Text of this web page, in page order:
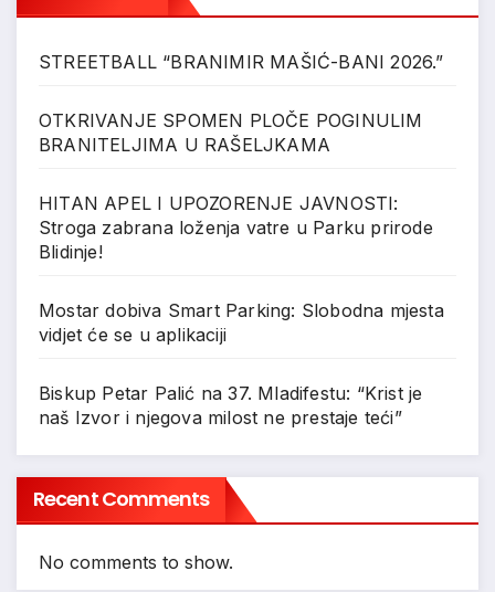
STREETBALL “BRANIMIR MAŠIĆ-BANI 2026.”
OTKRIVANJE SPOMEN PLOČE POGINULIM
BRANITELJIMA U RAŠELJKAMA
HITAN APEL I UPOZORENJE JAVNOSTI:
Stroga zabrana loženja vatre u Parku prirode
Blidinje!
Mostar dobiva Smart Parking: Slobodna mjesta
vidjet će se u aplikaciji
Biskup Petar Palić na 37. Mladifestu: “Krist je
naš Izvor i njegova milost ne prestaje teći”
Recent Comments
No comments to show.